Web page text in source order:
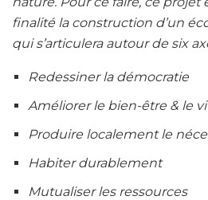
finalité la construction d’un
qui s’articulera autour de six
Redessiner la démocratie
Améliorer le bien-être & le
Produire localement le
Habiter durablement
Mutualiser les ressources